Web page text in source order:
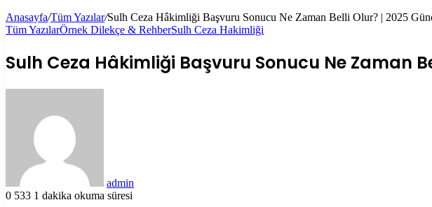
Anasayfa/Tüm Yazılar/Sulh Ceza Hâkimliği Başvuru Sonucu Ne Zaman Belli Olur? | 2025
Tüm YazılarÖrnek Dilekçe & RehberSulh Ceza Hakimliği
Sulh Ceza Hâkimliği Başvuru Sonucu Ne Zaman
admin
0 533 1 dakika okuma süresi